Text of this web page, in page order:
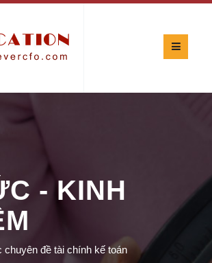
- KINH
chuyên đề tài chính kế toán